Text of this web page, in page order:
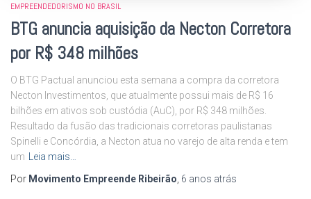
EMPREENDEDORISMO NO BRASIL
BTG anuncia aquisição da Necton Corretora
por R$ 348 milhões
O BTG Pactual anunciou esta semana a compra da corretora
Necton Investimentos, que atualmente possui mais de R$ 16
bilhões em ativos sob custódia (AuC), por R$ 348 milhões.
Resultado da fusão das tradicionais corretoras paulistanas
Spinelli e Concórdia, a Necton atua no varejo de alta renda e tem
um Leia mais…
Por Movimento Empreende Ribeirão, 6 anos atrás